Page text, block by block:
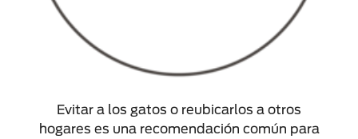
Evitar a los gatos o reubicarlos a otros
hogares es una recomendación común para